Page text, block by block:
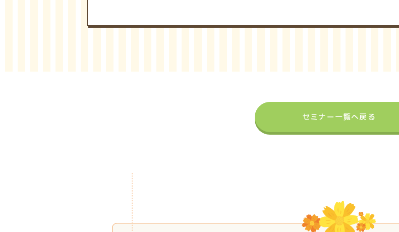
セミナー一覧へ戻る